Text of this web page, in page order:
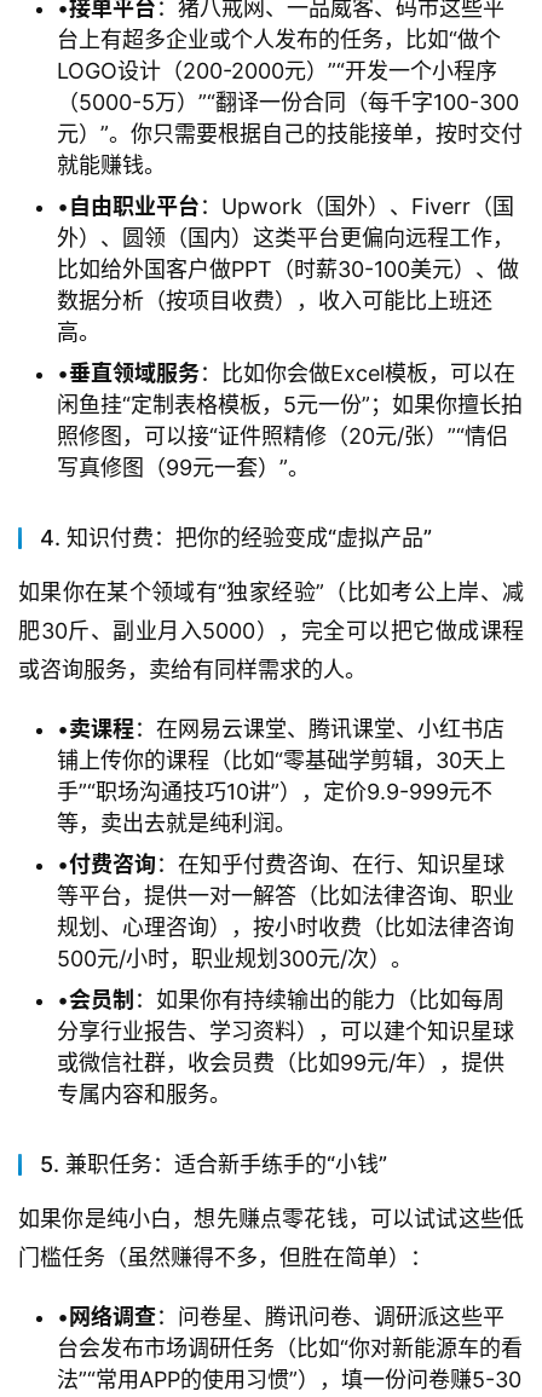
•​接单平台​​：猪八戒网、一品威客、码市这些平
台上有超多企业或个人发布的任务，比如“做个
LOGO设计（200-2000元）”“开发一个小程序
（5000-5万）”“翻译一份合同（每千字100-300
元）”。你只需要根据自己的技能接单，按时交付
就能赚钱。
•​自由职业平台​​：Upwork（国外）、Fiverr（国
外）、圆领（国内）这类平台更偏向远程工作，
比如给外国客户做PPT（时薪30-100美元）、做
数据分析（按项目收费），收入可能比上班还
高。
•​垂直领域服务​​：比如你会做Excel模板，可以在
闲鱼挂“定制表格模板，5元一份”；如果你擅长拍
照修图，可以接“证件照精修（20元/张）”“情侣
写真修图（99元一套）”。
4. 知识付费：把你的经验变成“虚拟产品”
如果你在某个领域有“独家经验”（比如考公上岸、减
肥30斤、副业月入5000），完全可以把它做成课程
或咨询服务，卖给有同样需求的人。
•​卖课程​​：在网易云课堂、腾讯课堂、小红书店
铺上传你的课程（比如“零基础学剪辑，30天上
手”“职场沟通技巧10讲”），定价9.9-999元不
等，卖出去就是纯利润。
•​付费咨询​​：在知乎付费咨询、在行、知识星球
等平台，提供一对一解答（比如法律咨询、职业
规划、心理咨询），按小时收费（比如法律咨询
500元/小时，职业规划300元/次）。
•​会员制​ ​：如果你有持续输出的能力（比如每周
分享行业报告、学习资料），可以建个知识星球
或微信社群，收会员费（比如99元/年），提供
专属内容和服务。
5. 兼职任务：适合新手练手的“小钱”
如果你是纯小白，想先赚点零花钱，可以试试这些低
门槛任务（虽然赚得不多，但胜在简单）：
• ​网络调查​​：问卷星、腾讯问卷、调研派这些平
台会发布市场调研任务（比如“你对新能源车的看
法”“常用APP的使用习惯”），填一份问卷赚5-30